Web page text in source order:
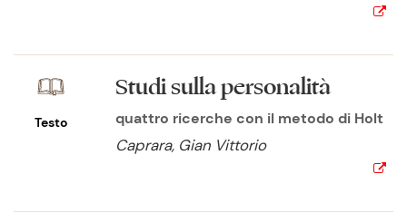
Testo
Studi sulla personalità
quattro ricerche con il metodo di Holt
Caprara, Gian Vittorio